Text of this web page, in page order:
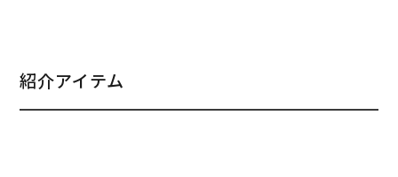
紹介アイテム